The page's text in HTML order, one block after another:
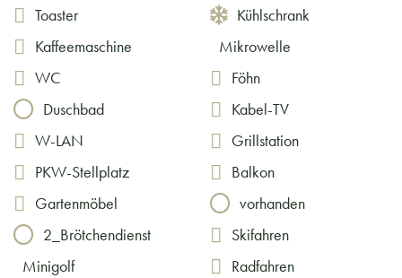
Toaster
Kühlschrank
Kaffeemaschine
Mikrowelle
WC
Föhn
Duschbad
Kabel-TV
W-LAN
Grillstation
PKW-Stellplatz
Balkon
Gartenmöbel
vorhanden
2_Brötchendienst
Skifahren
Minigolf
Radfahren